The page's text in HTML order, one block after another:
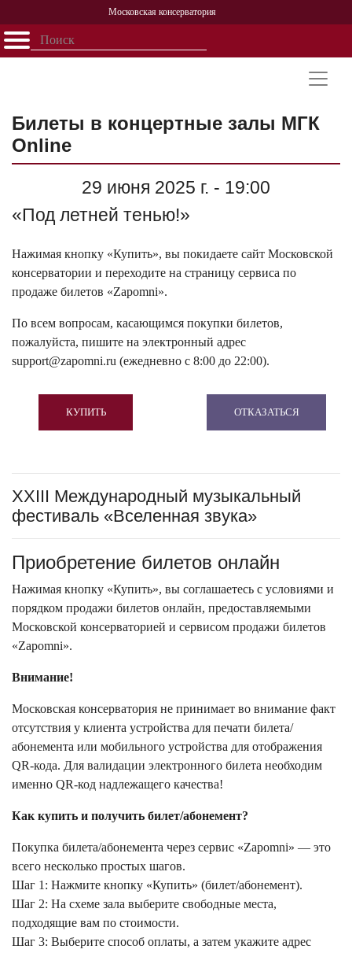
Московская консерватория
Открыть - закрыть
Персоналии
История
Билеты в концертные залы МГК
Online
29 июня 2025 г. - 19:00
«Под летней тенью!»
Нажимая кнопку «Купить», вы покидаете сайт Московской
консерватории и переходите на страницу сервиса по
продаже билетов «Zapomni».
По всем вопросам, касающимся покупки билетов,
пожалуйста, пишите на электронный адрес
support@zapomni.ru (ежедневно с 8:00 до 22:00).
КУПИТЬ ОТКАЗАТЬСЯ
XXIII Международный музыкальный
фестиваль «Вселенная звука»
Приобретение билетов онлайн
Нажимая кнопку «Купить», вы соглашаетесь с условиями и
порядком продажи билетов онлайн, предоставляемыми
Московской консерваторией и сервисом продажи билетов
«Zapomni».
Внимание!
Московская консерватория не принимает во внимание факт
отсутствия у клиента устройства для печати билета/
абонемента или мобильного устройства для отображения
QR-кода. Для валидации электронного билета необходим
именно QR-код надлежащего качества!
Как купить и получить билет/абонемент?
Покупка билета/абонемента через сервис «Zapomni» — это
всего несколько простых шагов.
Шаг 1: Нажмите кнопку «Купить» (билет/абонемент).
Шаг 2: На схеме зала выберите свободные места,
подходящие вам по стоимости.
Шаг 3: Выберите способ оплаты, а затем укажите адрес